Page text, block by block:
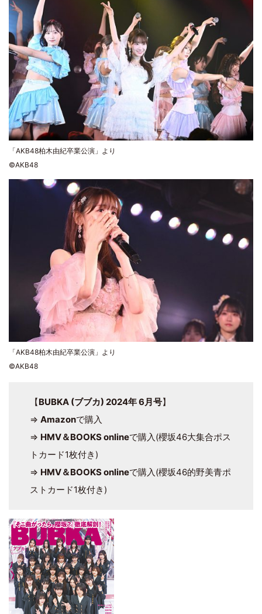
「AKB48柏木由紀卒業公演」より
©AKB48
「AKB48柏木由紀卒業公演」より
©AKB48
【BUBKA (ブブカ) 2024年 6月号】
⇒ Amazonで購入
⇒ HMV＆BOOKS onlineで購入(櫻坂46大集合ポス
トカード1枚付き)
⇒ HMV＆BOOKS onlineで購入(櫻坂46的野美青ポ
ストカード1枚付き)